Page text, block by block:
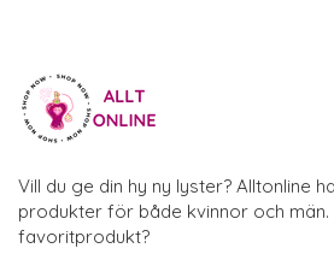
Vill du ge din hy ny lyster? Alltonline
produkter för både kvinnor och män.
favoritprodukt?